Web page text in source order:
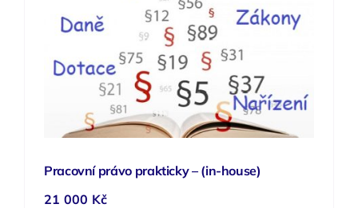
Pracovní právo prakticky – (in-house)
21 000 Kč